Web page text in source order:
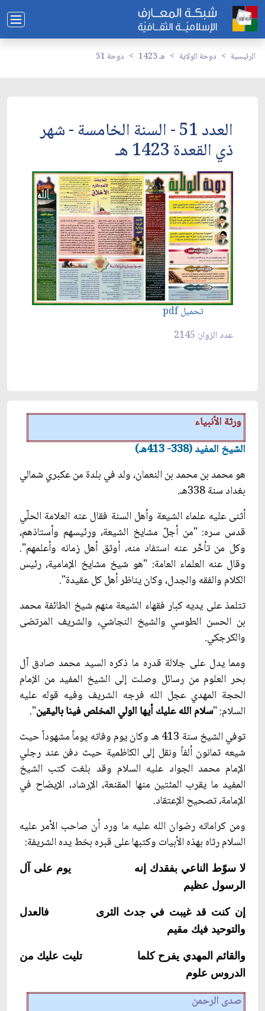
الرئيسية دوحة الولاية 1423 هـ دوحة 51
العدد 51 - السنة الخامسة - شهر
ذي القعدة 1423 هـ
تحميل pdf
عدد الزوار: 2145
ورثة الأنبياء
الشيخ المفيد (338- 413هـ)
هو محمد بن محمد بن النعمان، ولد في بلدة من عكبري شمالي
بغداد سنة 338هـ.
أثنى عليه علماء الشيعة وأهل السنة فقال عنه العلامة الحلّي
قدس سره: "من أجلّ مشايخ الشيعة، ورئيسهم وأستاذهم،
وكل من تأخّر عنه استفاد منه، أوثق أهل زمانه وأعلمهم".
وقال عنه العلماء العامة: "هو شيخ مشايخ الإمامية، رئيس
الكلام والفقه والجدل، وكان يناظر أهل كل عقيدة".
تتلمذ على يديه كبار فقهاء الشيعة منهم شيخ الطائفة محمد
بن الحسن الطوسي والشيخ النجاشي، والشريف المرتضى
والكرجكي.
ومما يدل على جلالة قدره ما ذكره السيد محمد صادق آل
بحر العلوم من رسائل وصلت إلى الشيخ المفيد من الإمام
الحجة المهدي عجل الله فرجه الشريف وفيه قوله عليه
السلام: "سلام الله عليك أيها الولي المخلص فينا باليقين".
توفي الشيخ سنة 413 هـ وكان يوم وفاته يوماً مشهوداً حيث
شيعه ثمانون ألفاً ونقل إلى الكاظمية حيث دفن عند رجلي
الإمام محمد الجواد عليه السلام وقد بلغت كتب الشيخ
المفيد ما يقرب المئتين منها المقنعة، الإرشاد، الإيضاح في
الإمامة، تصحيح الإعتقاد.
ومن كراماته رضوان الله عليه ما ورد أن صاحب الأمر عليه
السلام رثاه بهذه الأبيات وكتبها على قبره بخط يده الشريفة:
لا سوّط الناعي بفقدك إنه
يوم على آل
الرسول عظيم
إن كنت قد غيبت في جدث الثرى
فالعدل
والتوحيد فيك مقيم
والقائم المهدي يفرح كلما
تليت عليك من
الدروس علوم
صدى الرحمن